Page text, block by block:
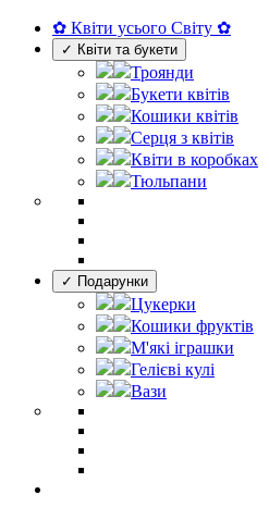
✿ Квіти усього Світу ✿
✓ Квіти та букети
Троянди
Букети квітів
Кошики квітів
Серця з квітів
Квіти в коробках
Тюльпани
✓ Подарунки
Цукерки
Кошики фруктів
М'які іграшки
Гелієві кулі
Вази